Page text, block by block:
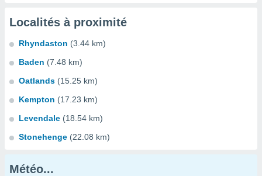
Localités à proximité
Rhyndaston (3.44 km)
Baden (7.48 km)
Oatlands (15.25 km)
Kempton (17.23 km)
Levendale (18.54 km)
Stonehenge (22.08 km)
Météo...